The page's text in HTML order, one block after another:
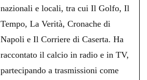
nazionali e locali, tra cui Il Golfo, Il
Tempo, La Verità, Cronache di
Napoli e Il Corriere di Caserta. Ha
raccontato il calcio in radio e in TV,
partecipando a trasmissioni come